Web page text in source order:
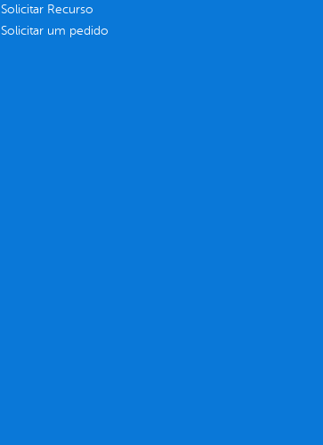
Solicitar Recurso
Solicitar um pedido